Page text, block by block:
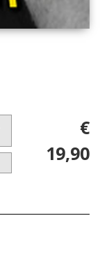
€
19,90